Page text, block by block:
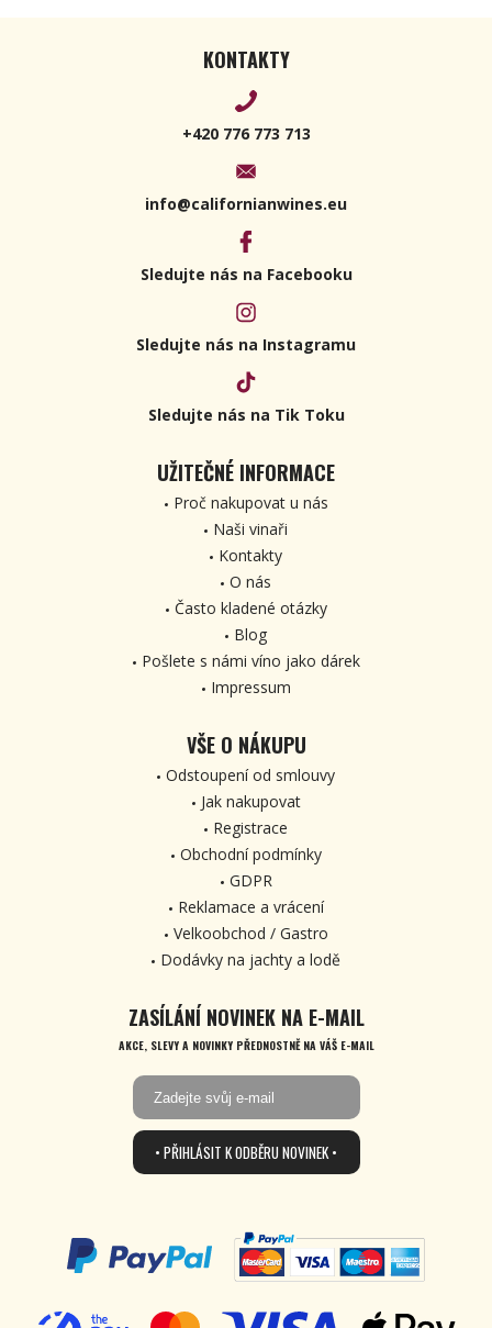
KONTAKTY
+420 776 773 713
info@californianwines.eu
Sledujte nás na Facebooku
Sledujte nás na Instagramu
Sledujte nás na Tik Toku
UŽITEČNÉ INFORMACE
Proč nakupovat u nás
Naši vinaři
Kontakty
O nás
Často kladené otázky
Blog
Pošlete s námi víno jako dárek
Impressum
VŠE O NÁKUPU
Odstoupení od smlouvy
Jak nakupovat
Registrace
Obchodní podmínky
GDPR
Reklamace a vrácení
Velkoobchod / Gastro
Dodávky na jachty a lodě
ZASÍLÁNÍ NOVINEK NA E-MAIL
AKCE, SLEVY A NOVINKY PŘEDNOSTNĚ NA VÁŠ E-MAIL
• PŘIHLÁSIT K ODBĚRU NOVINEK •